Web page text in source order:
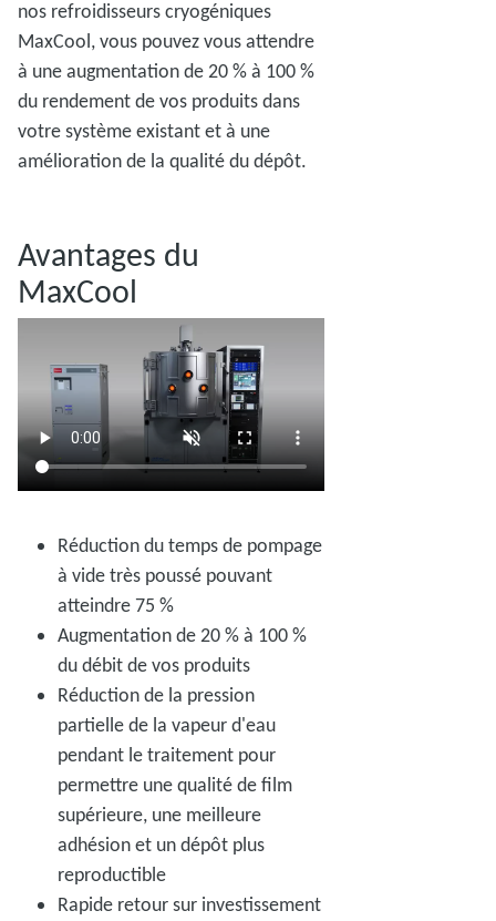
nos refroidisseurs cryogéniques
MaxCool, vous pouvez vous attendre
à une augmentation de 20 % à 100 %
du rendement de vos produits dans
votre système existant et à une
amélioration de la qualité du dépôt.
Avantages du
MaxCool
Réduction du temps de pompage
à vide très poussé pouvant
atteindre 75 %
Augmentation de 20 % à 100 %
du débit de vos produits
Réduction de la pression
partielle de la vapeur d'eau
pendant le traitement pour
permettre une qualité de film
supérieure, une meilleure
adhésion et un dépôt plus
reproductible
Rapide retour sur investissement